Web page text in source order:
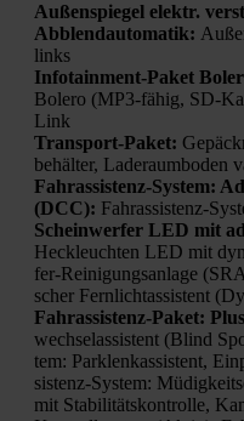
Außen­spie­gel elektr.
Abblend­au­to­ma­tik:
links
Info­tain­ment-Paket
Bole­ro (MP3-fähig, SD-
Link
Trans­port-Paket:
be­häl­ter, Lade­raum­bo­den
Fahr­as­sis­tenz-Sys­tem:
(DCC): Fahr­as­sis­tenz-
Schein­wer­fer LED mit
Heck­leuch­ten LED mit
fer-Rei­ni­gungs­an­la­ge
scher Fern­licht­as­sis­tent
Fahr­as­sis­tenz-Paket:
wech­se­las­sis­tent (Blind
tem: Park­len­kas­sis­tent,
sis­tenz-Sys­tem:
mit Sta­bi­li­täts­kon­trol­le,